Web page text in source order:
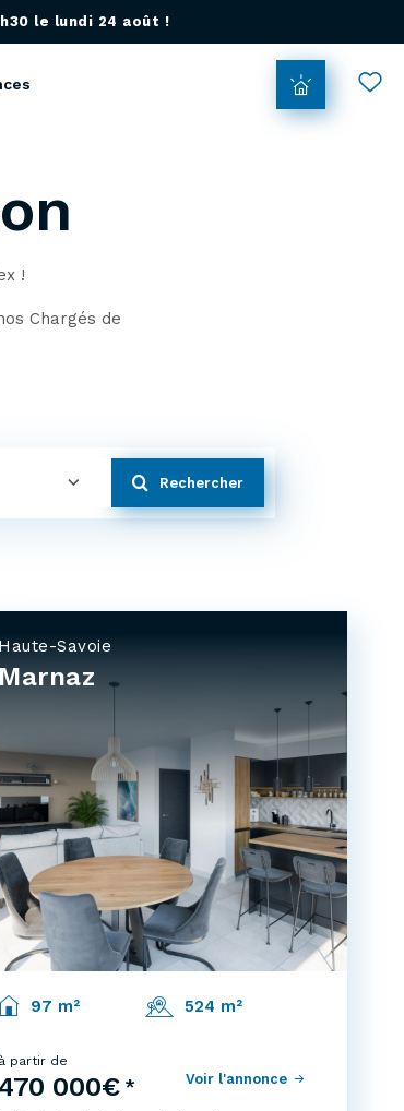
le lundi 24 août !
!
Chargés de
Rechercher
Haute-Savoie
Marnaz
97 m² 524 m²
à partir de
470 000€ * Voir l'annonce